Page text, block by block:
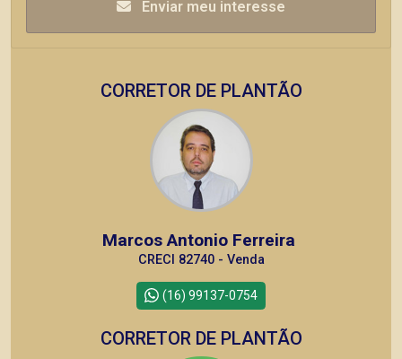
Enviar meu interesse
CORRETOR DE PLANTÃO
Marcos Antonio Ferreira
CRECI 82740 - Venda
(16) 99137-0754
CORRETOR DE PLANTÃO